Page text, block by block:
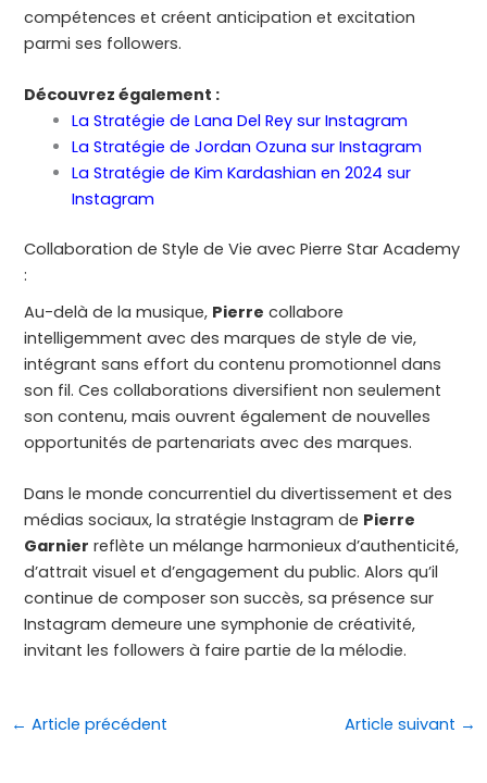
compétences et créent anticipation et excitation
parmi ses followers.
Découvrez également :
La Stratégie de Lana Del Rey sur Instagram
La Stratégie de Jordan Ozuna sur Instagram
La Stratégie de Kim Kardashian en 2024 sur
Instagram
Collaboration de Style de Vie avec Pierre Star Academy
:
Au-delà de la musique, Pierre collabore
intelligemment avec des marques de style de vie,
intégrant sans effort du contenu promotionnel dans
son fil. Ces collaborations diversifient non seulement
son contenu, mais ouvrent également de nouvelles
opportunités de partenariats avec des marques.
Dans le monde concurrentiel du divertissement et des
médias sociaux, la stratégie Instagram de Pierre
Garnier reflète un mélange harmonieux d’authenticité,
d’attrait visuel et d’engagement du public. Alors qu’il
continue de composer son succès, sa présence sur
Instagram demeure une symphonie de créativité,
invitant les followers à faire partie de la mélodie.
← Article précédent Article suivant →